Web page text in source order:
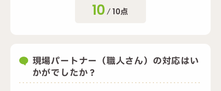
10 /10点
現場パートナー（職人さん）の対応はい
かがでしたか？